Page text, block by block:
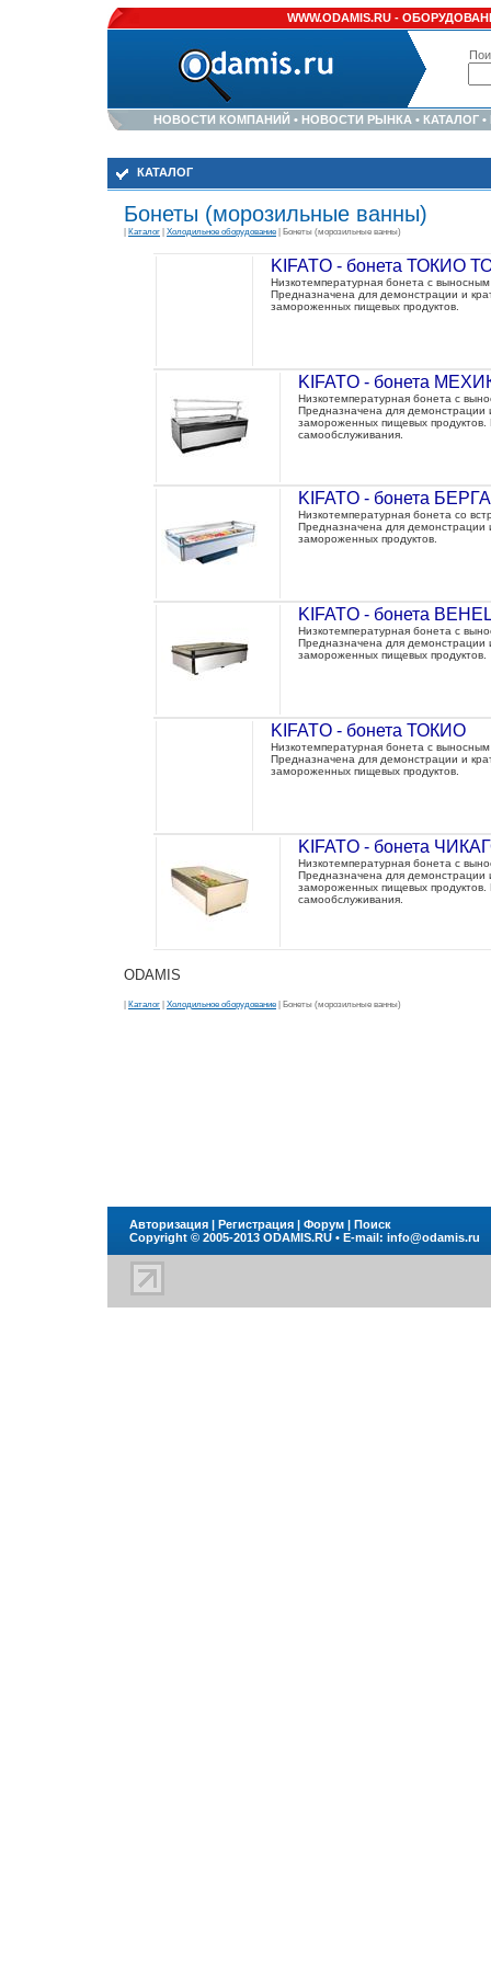
WWW.ODAMIS.RU -
НОВОСТИ КОМПАНИЙ • НОВОСТИ РЫНКА • КАТАЛОГ •
КАТАЛОГ
Бонеты (морозильные ванны)
Каталог Холодильное оборудование | Бонеты (морозильные ванны)
KIFATO - бонета ТОКИО
Низкотемпературная бонета с
Предназначена для демонстрации и
замороженных пищевых продуктов.
KIFATO - бонета
Низкотемпературная бонета с
Предназначена для демонстрации
замороженных пищевых продуктов.
самообслуживания.
KIFATO - бонета
Низкотемпературная бонета со
Предназначена для демонстрации
замороженных продуктов.
KIFATO - бонета
Низкотемпературная бонета с
Предназначена для демонстрации
замороженных пищевых продуктов.
KIFATO - бонета ТОКИО
Низкотемпературная бонета с
Предназначена для демонстрации и
замороженных пищевых продуктов.
KIFATO - бонета
Низкотемпературная бонета с
Предназначена для демонстрации
замороженных пищевых продуктов.
самообслуживания.
ODAMIS
Каталог Холодильное оборудование | Бонеты (морозильные ванны)
Авторизация | Регистрация | Форум | Поиск
Copyright © 2005-2013 ODAMIS.RU • E-mail: info@odamis.ru